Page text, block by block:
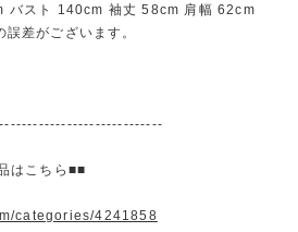
スト 140cm 袖丈 58cm 肩幅 62cm
差がございます。
はこちら■■
categories/4241858